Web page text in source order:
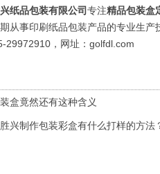
纸品包装有限公司专注精品包装盒
从事印刷纸品包装产品的专业生产
29972910，网址：golfdl.com
装盒竟然还有这种含义
兴制作包装彩盒有什么打样的方法